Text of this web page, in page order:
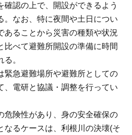
確認の上で、開設ができるよう
。なお、特に夜間や土日につい
あることから災害の種類や状況
比べて避難所開設の準備に時間
。
緊急避難場所や避難所としての
、電研と協議・調整を行ってい
危険性があり、身の安全確保の
なるケースは、利根川の決壊(そ